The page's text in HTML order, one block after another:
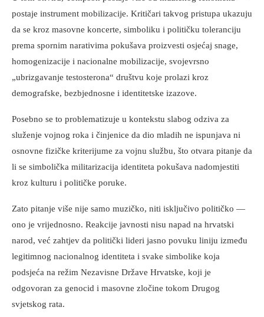
postaje instrument mobilizacije. Kritičari takvog pristupa ukazuju
da se kroz masovne koncerte, simboliku i političku toleranciju
prema spornim narativima pokušava proizvesti osjećaj snage,
homogenizacije i nacionalne mobilizacije, svojevrsno
„ubrizgavanje testosterona“ društvu koje prolazi kroz
demografske, bezbjednosne i identitetske izazove.
Posebno se to problematizuje u kontekstu slabog odziva za
služenje vojnog roka i činjenice da dio mladih ne ispunjava ni
osnovne fizičke kriterijume za vojnu službu, što otvara pitanje da
li se simbolička militarizacija identiteta pokušava nadomjestiti
kroz kulturu i političke poruke.
Zato pitanje više nije samo muzičko, niti isključivo političko —
ono je vrijednosno. Reakcije javnosti nisu napad na hrvatski
narod, već zahtjev da politički lideri jasno povuku liniju između
legitimnog nacionalnog identiteta i svake simbolike koja
podsjeća na režim Nezavisne Države Hrvatske, koji je
odgovoran za genocid i masovne zločine tokom Drugog
svjetskog rata.